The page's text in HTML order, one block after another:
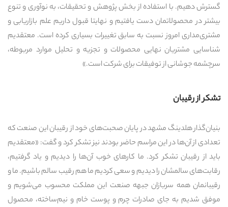
گسترش دهیم. با استفاده از بخش پژوهش و تحقیقات، به نوآوری و تنوع
بیشتر در محصولاتمان دست یافتیم و نهایتا قبول داریم علم بازاریابی و
مشتری‌مداری امروز نسبت به سابق تغییرات بسیاری کرده است. معتقدیم
شناسایی مشتریان نهایی محصولات و تجزیه و تحلیل موارد مربوطه،
سرچشمه جوشانی از توفیقات برای شرکت است.»
تشکر از رقیبان
بنیان‌گذار هلدینگ مشهد در پایان صحبت‌های خود از رقیبان این صنعت که
تعدادی از آن‌ها در این مراسم حاضر بودند نیز تشکر کرد و گفت: «معتقدیم
باید از رقیبان تشکر کرد. ما کارهای خوب آن‌ها را دیدیم و یاد گرفتیم،
رقابت‌های سالمشان را دیدیم و سعی کردیم ما هم رقیب سالم باشیم. ما و
رقیبانمان همه سربازان جبهه صنعت این مملکت محسوب می‌شویم و
موفق شدیم به جای صادرات چرم و پوست خام و نیم‌ساخته، محصول